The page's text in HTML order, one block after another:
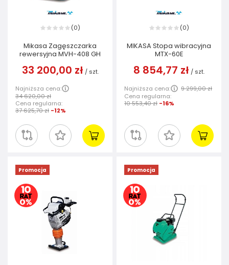
(0)
Mikasa Zagęszczarka
rewersyjna MVH-408 GH
33 200,00 zł / szt.
Najniższa cena:
34 620,00 zł
Cena regularna:
37 625,70 zł -12%
(0)
MIKASA Stopa wibracyjna
MTX-60E
8 854,77 zł / szt.
Najniższa cena:
9 299,00 zł
Cena regularna:
10 553,40 zł -16%
Promocja Promocja